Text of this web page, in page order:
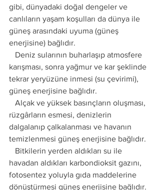
gibi, dünyadaki doğal dengeler ve
canlıların yaşam koşulları da dünya ile
güneş arasındaki uyuma (güneş
enerjisine) bağlıdır.
karışması, sonra yağmur ve kar şeklinde
tekrar yeryüzüne inmesi (su çevirimi),
güneş enerjisine bağlıdır.
rüzgârların esmesi, denizlerin
dalgalanıp çalkalanması ve havanın
temizlenmesi güneş enerjisine bağlıdır.
havadan aldıkları karbondioksit gazını,
fotosentez yoluyla gıda maddelerine
dönüştürmesi güneş enerjisine bağlıdır.